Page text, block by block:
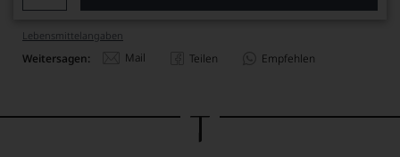
Lebensmittel­angaben
Weitersagen: Mail Teilen Empfehlen